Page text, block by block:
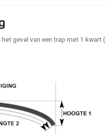
geval van een trap met 1 kwart